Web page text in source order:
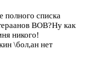
списка
ВОВ?Ну как
никого!
\бол,ан нет